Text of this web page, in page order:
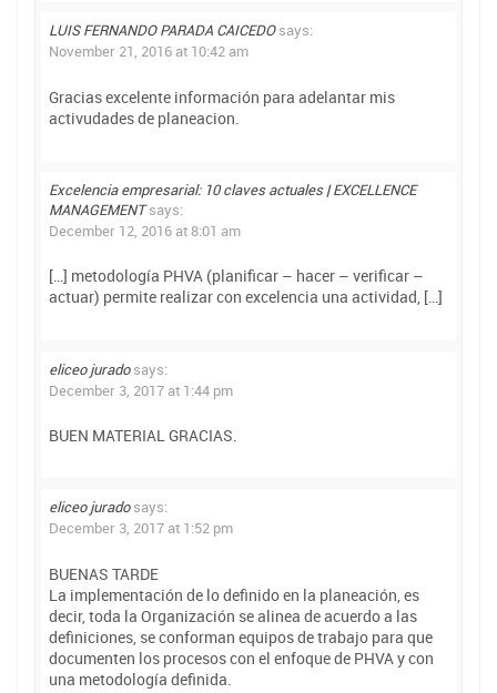
LUIS FERNANDO PARADA CAICEDO says:
November 21, 2016 at 10:42 am
Gracias excelente información para adelantar mis
activudades de planeacion.
Excelencia empresarial: 10 claves actuales | EXCELLENCE
MANAGEMENT says:
December 12, 2016 at 8:01 am
[…] metodología PHVA (planificar – hacer – verificar –
actuar) permite realizar con excelencia una actividad, […]
eliceo jurado says:
December 3, 2017 at 1:44 pm
BUEN MATERIAL GRACIAS.
eliceo jurado says:
December 3, 2017 at 1:52 pm
BUENAS TARDE
La implementación de lo definido en la planeación, es
decir, toda la Organización se alinea de acuerdo a las
definiciones, se conforman equipos de trabajo para que
documenten los procesos con el enfoque de PHVA y con
una metodología definida.